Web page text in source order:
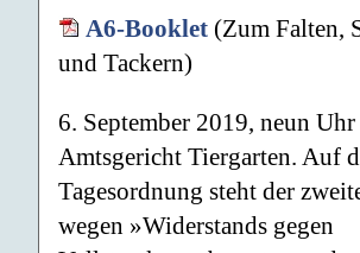
A6-Booklet (Zum Falten,
und Tackern)
6. September 2019, neun
Amtsgericht Tiergarten. Auf
Tagesordnung steht der
wegen »Widerstands gegen